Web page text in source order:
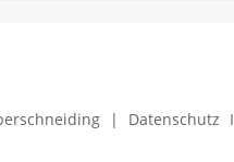
| Datenschutz